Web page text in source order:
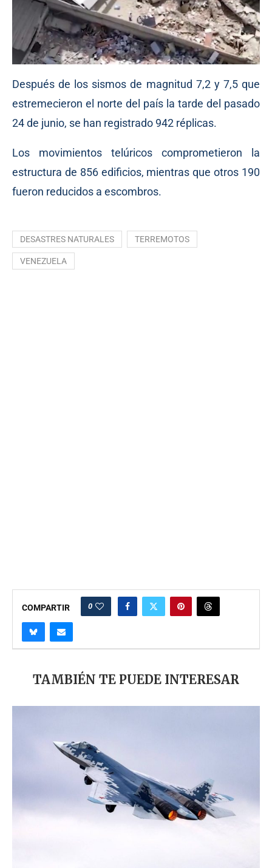
Después de los sismos de magnitud 7,2 y 7,5 que
estremecieron el norte del país la tarde del pasado
24 de junio, se han registrado 942 réplicas.
Los movimientos telúricos comprometieron la
estructura de 856 edificios, mientras que otros 190
fueron reducidos a escombros.
DESASTRES NATURALES TERREMOTOS
VENEZUELA
COMPARTIR 0
TAMBIÉN TE PUEDE INTERESAR